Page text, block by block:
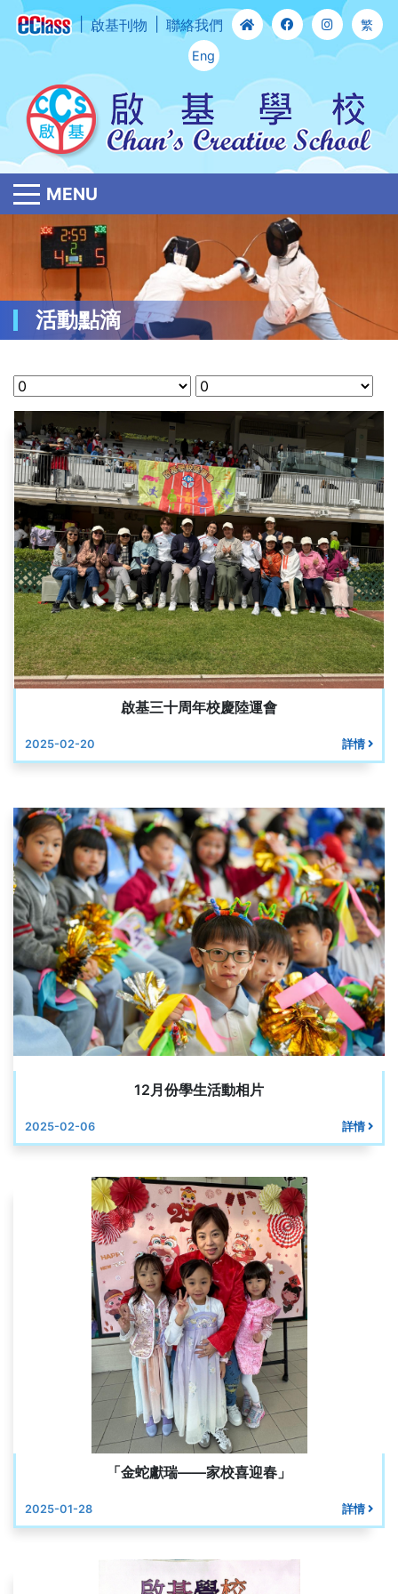
啟基刊物 聯絡我們 繁
Eng
MENU
活動點滴
啟基三十周年校慶陸運會
2025-02-20 詳情
12月份學生活動相片
2025-02-06 詳情
「金蛇獻瑞——家校喜迎春」
2025-01-28 詳情